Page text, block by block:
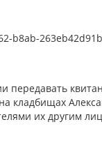
b8ab-
передавать
кладбищах
их другим